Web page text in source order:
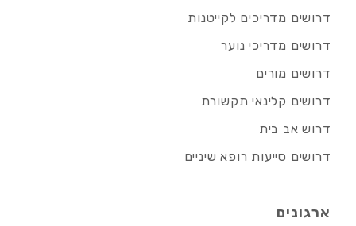
דרושים מדריכים לקייטנות
דרושים מדריכי נוער
דרושים מורים
דרושים קלינאי תקשורת
דרוש אב בית
דרושים סייעות רופא שיניים
ארגונים